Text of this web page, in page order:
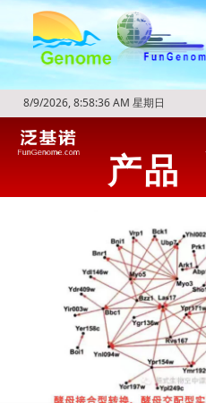
8/9/2026, 8:58:37 AM 星期日
产品